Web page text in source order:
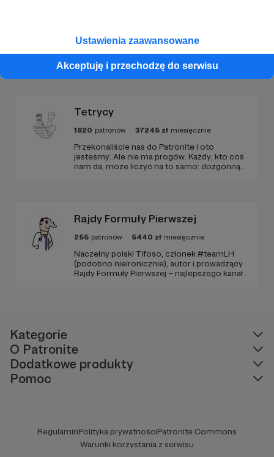
Ustawienia zaawansowane
Akceptuję i przechodzę do serwisu
Promowani autorzy
Tetrycy
1820 patronów 37245 zł miesięcznie
Przekonaliście nas do Patronite i oto
jesteśmy. Ale nie ma progów. Każdy, kto coś
nam da, może liczyć na to samo: dozgonną
Rajdy Formuły Pierwszej
255 patronów 5440 zł miesięcznie
Naczelny polski Tifoso, członek #teamLH
(podobno nieironicznie), autor i prowadzący
Rajdy Formuły Pierwszej – najlepszego kanału
Kategorie
O Patronite
Dodatkowe produkty
Pomoc
RegulaminPolityka prywatnościPatronite Commons
Warunki korzystania z serwisu